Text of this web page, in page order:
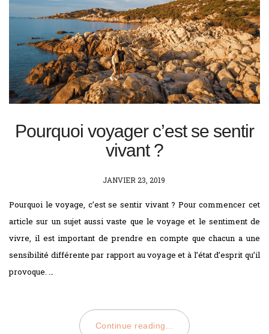
Pourquoi voyager c’est se sentir
vivant ?
POSTED
JANVIER 23, 2019
Pourquoi le voyage, c’est se sentir vivant ? Pour commencer cet
article sur un sujet aussi vaste que le voyage et le sentiment de
vivre, il est important de prendre en compte que chacun a une
sensibilité différente par rapport au voyage et à l’état d’esprit qu’il
provoque. …
Continue reading...